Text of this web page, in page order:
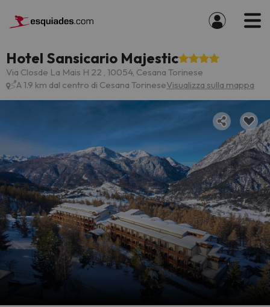
Hotel Sansicario Majestic
Via Closde La Mais H 22 , 10054, Cesana Torinese
A 1.9 km dal centro di Cesana TorineseVisualizza sulla mappa